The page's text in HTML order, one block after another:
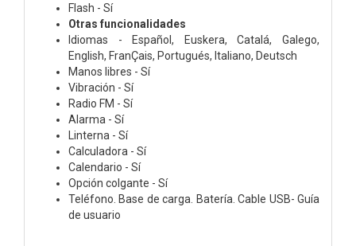
Flash - Sí
Otras funcionalidades
Idiomas - Español, Euskera, Catalá, Galego,
English, FranÇais, Portugués, Italiano, Deutsch
Manos libres - Sí
Vibración - Sí
Radio FM - Sí
Alarma - Sí
Linterna - Sí
Calculadora - Sí
Calendario - Sí
Opción colgante - Sí
Teléfono. Base de carga. Batería. Cable USB- Guía
de usuario